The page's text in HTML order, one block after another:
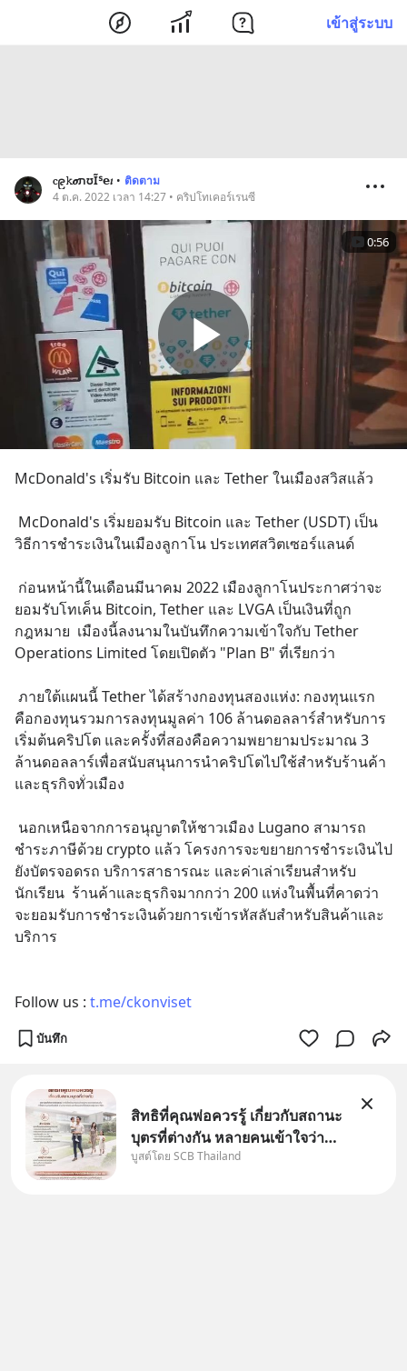
เข้าสู่ระบบ
ⲥ၉𝚔𝝈ﬨʊĨᔆ𝗲𝑡 • ติดตาม
4 ต.ค. 2022 เวลา 14:27 • คริปโทเคอร์เรนซี
0:56
McDonald's เริ่มรับ Bitcoin และ Tether ในเมืองสวิสแล้ว
วิธีการชำระเงินในเมืองลูกาโน ประเทศสวิตเซอร์แลนด์
ยอมรับโทเค็น Bitcoin, Tether และ LVGA เป็นเงินที่ถูก
กฎหมาย  เมืองนี้ลงนามในบันทึกความเข้าใจกับ Tether
Operations Limited โดยเปิดตัว "Plan B" ที่เรียกว่า
คือกองทุนรวมการลงทุนมูลค่า 106 ล้านดอลลาร์สำหรับการ
เริ่มต้นคริปโต และครั้งที่สองคือความพยายามประมาณ 3
ล้านดอลลาร์เพื่อสนับสนุนการนำคริปโตไปใช้สำหรับร้านค้า
และธุรกิจทั่วเมือง
ชำระภาษีด้วย crypto แล้ว โครงการจะขยายการชำระเงินไป
ยังบัตรจอดรถ บริการสาธารณะ และค่าเล่าเรียนสำหรับ
นักเรียน  ร้านค้าและธุรกิจมากกว่า 200 แห่งในพื้นที่คาดว่า
จะยอมรับการชำระเงินด้วยการเข้ารหัสลับสำหรับสินค้าและ
บริการ
Follow us : t.me/ckonviset
บันทึก
สิทธิที่คุณพ่อควรรู้ เกี่ยวกับสถานะ
บุตรที่ต่างกัน หลายคนเข้าใจว่า
"เมื่อเป็นลูกของพ่อและแม่ ก็ย่อม
บูสต์โดย SCB Thailand